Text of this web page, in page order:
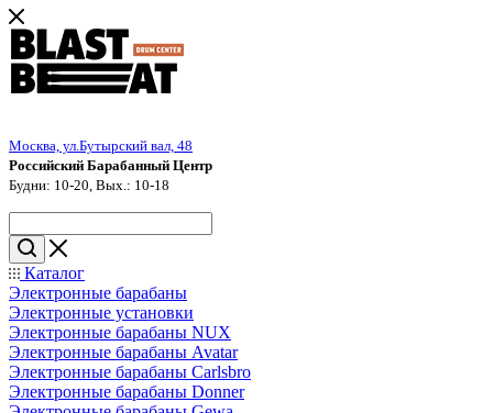
Москва, ул.Бутырский вал, 48
Российский Барабанный Центр
Будни: 10-20, Вых.: 10-18
Каталог
Электронные барабаны
Электронные установки
Электронные барабаны NUX
Электронные барабаны Avatar
Электронные барабаны Carlsbro
Электронные барабаны Donner